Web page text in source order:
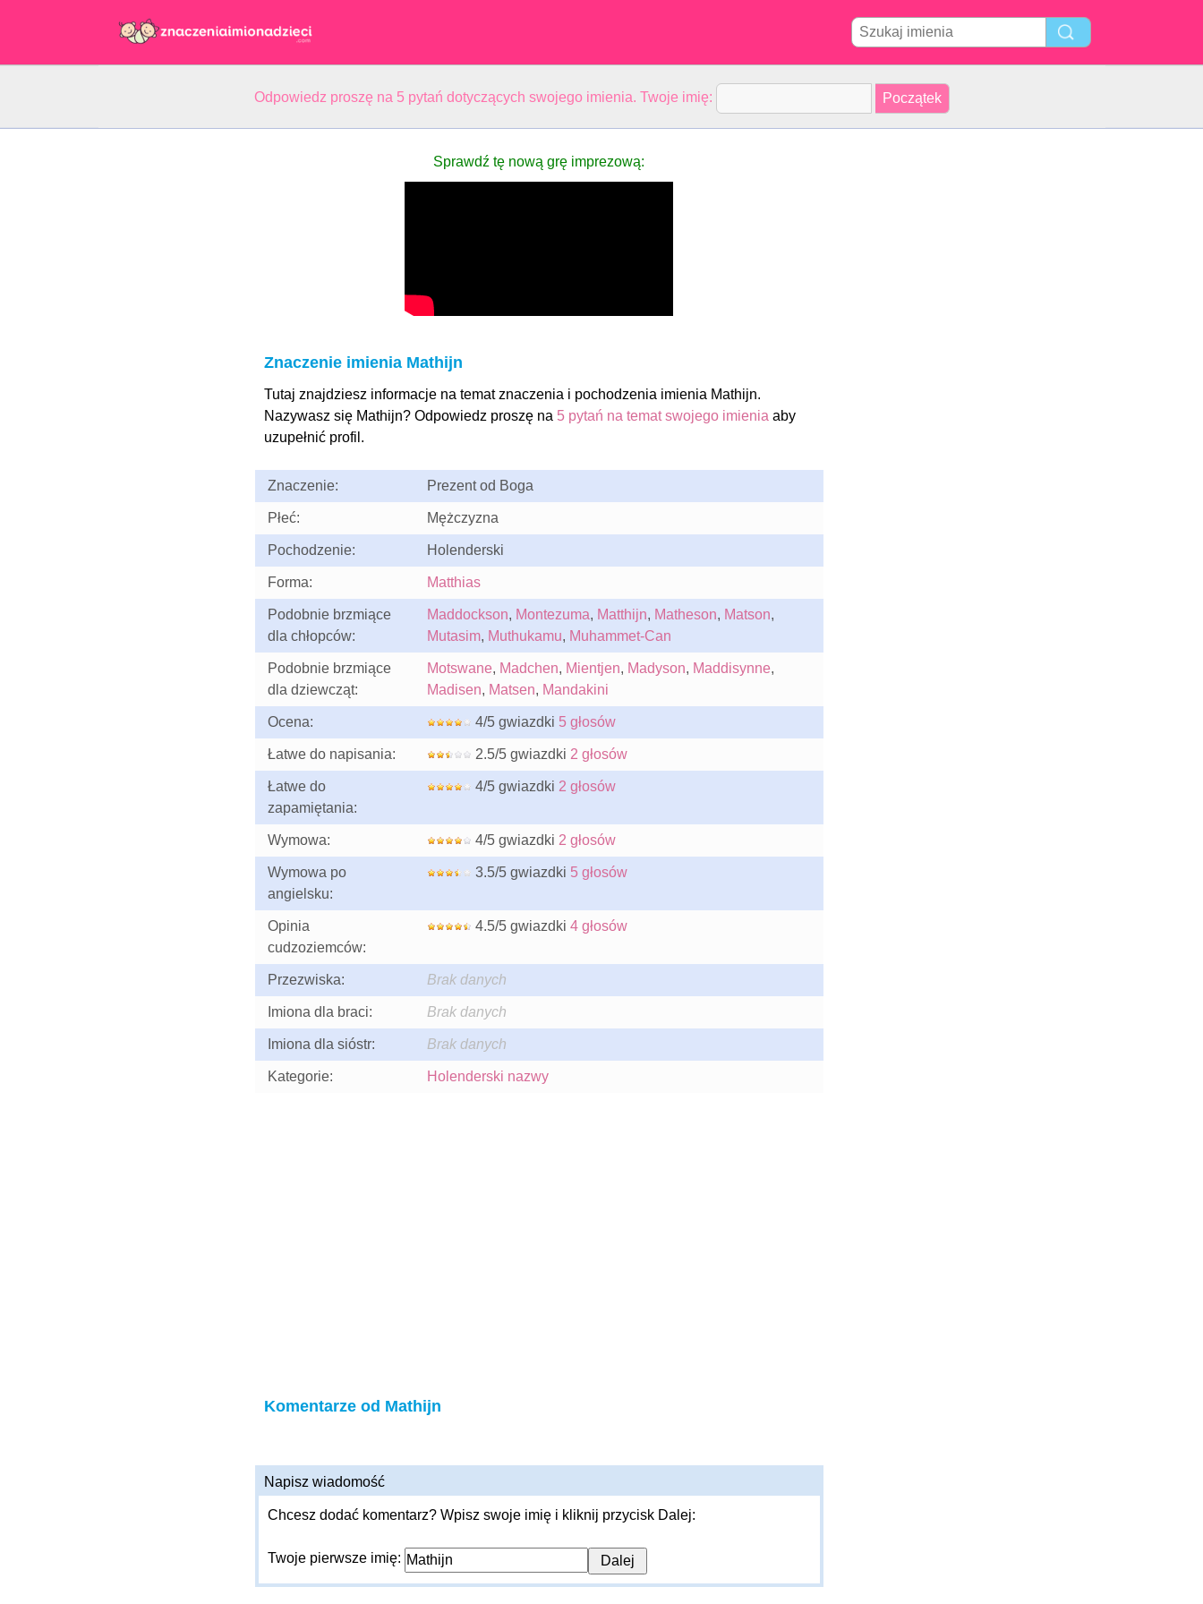
Odpowiedz proszę na 5 pytań dotyczących swojego imienia. Twoje imię:
Sprawdź tę nową grę imprezową:
Znaczenie imienia Mathijn
Tutaj znajdziesz informacje na temat znaczenia i pochodzenia imienia Mathijn.
Nazywasz się Mathijn? Odpowiedz proszę na 5 pytań na temat swojego imienia aby
uzupełnić profil.
Znaczenie: Prezent od Boga
Płeć: Mężczyzna
Pochodzenie: Holenderski
Forma: Matthias
Podobnie brzmiące
dla chłopców:
Maddockson, Montezuma, Matthijn, Matheson, Matson,
Mutasim, Muthukamu, Muhammet-Can
Podobnie brzmiące
dla dziewcząt:
Motswane, Madchen, Mientjen, Madyson, Maddisynne,
Madisen, Matsen, Mandakini
Ocena: 4/5 gwiazdki 5 głosów
Łatwe do napisania: 2.5/5 gwiazdki 2 głosów
Łatwe do
zapamiętania:
4/5 gwiazdki 2 głosów
Wymowa: 4/5 gwiazdki 2 głosów
Wymowa po
angielsku:
3.5/5 gwiazdki 5 głosów
Opinia
cudzoziemców:
4.5/5 gwiazdki 4 głosów
Przezwiska: Brak danych
Imiona dla braci: Brak danych
Imiona dla sióstr: Brak danych
Kategorie: Holenderski nazwy
Komentarze od Mathijn
Napisz wiadomość
Chcesz dodać komentarz? Wpisz swoje imię i kliknij przycisk Dalej:
Twoje pierwsze imię: